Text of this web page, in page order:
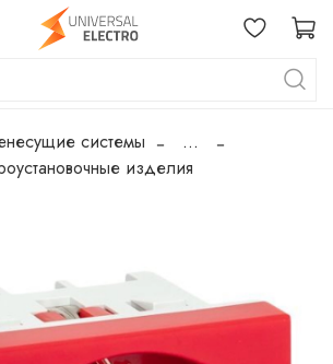
системы
...
изделия